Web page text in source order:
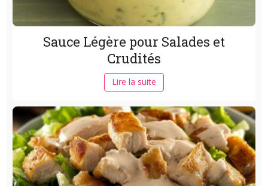
Sauce Légère pour Salades et
Crudités
Lire la suite